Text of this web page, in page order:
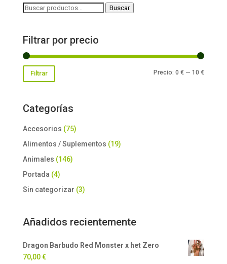
Buscar
Buscar
Filtrar por precio
Precio
Precio
Filtrar Precio:0 € —10 €
Categorías
Accesorios (75)
Alimentos / Suplementos (19)
Animales (146)
Portada (4)
Sin categorizar (3)
Añadidos recientemente
Dragon Barbudo Red Monster x het Zero
70,00€